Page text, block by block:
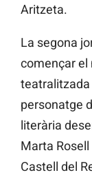
Aritzeta.
La segona
començar el
teatralitzada
personatge
literària
Marta Rosell
Castell del